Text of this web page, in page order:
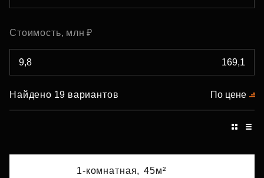
Стоимость, млн ₽
Найдено 19 вариантов По цене
1-комнатная, 45м²